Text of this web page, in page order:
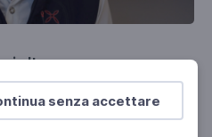
senza accettare
d'acqua